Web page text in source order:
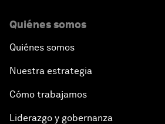
Quiénes somos
Quiénes somos
Nuestra estrategia
Cómo trabajamos
Liderazgo y gobernanza